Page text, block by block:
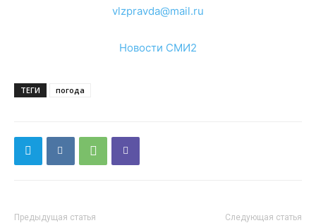
vlzpravda@mail.ru
Новости СМИ2
ТЕГИ погода
Предыдущая статья Следующая статья